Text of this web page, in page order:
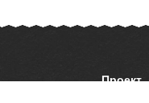
Проект